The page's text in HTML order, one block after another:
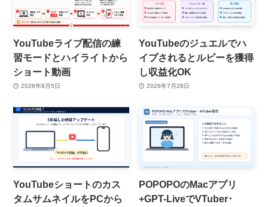
YouTubeライブ配信の練
習モードとハイライトから
ショート動画
2026年8月5日
YouTubeのジュエルでハ
イプされるとルビーを獲得
し収益化OK
2026年7月28日
YouTubeショートのカス
タムサムネイルをPCから
POPOPOのMacアプリ
+GPT-LiveでVTuber･